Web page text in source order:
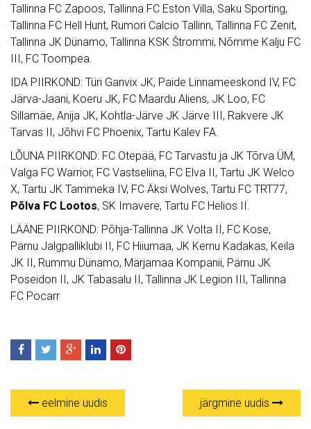
Tallinna FC Zapoos, Tallinna FC Eston Villa, Saku Sporting,
Tallinna FC Hell Hunt, Rumori Calcio Tallinn, Tallinna FC Zenit,
Tallinna JK Dünamo, Tallinna KSK Štrommi, Nõmme Kalju FC
III, FC Toompea.
IDA PIIRKOND: Türi Ganvix JK, Paide Linnameeskond IV, FC
Järva-Jaani, Koeru JK, FC Maardu Aliens, JK Loo, FC
Sillamäe, Anija JK, Kohtla-Järve JK Järve III, Rakvere JK
Tarvas II, Jõhvi FC Phoenix, Tartu Kalev FA.
LÕUNA PIIRKOND: FC Otepää, FC Tarvastu ja JK Tõrva ÜM,
Valga FC Warrior, FC Vastseliina, FC Elva II, Tartu JK Welco
X, Tartu JK Tammeka IV, FC Äksi Wolves, Tartu FC TRT77,
Põlva FC Lootos, SK Imavere, Tartu FC Helios II.
LÄÄNE PIIRKOND: Põhja-Tallinna JK Volta II, FC Kose,
Pärnu Jalgpalliklubi II, FC Hiiumaa, JK Kernu Kadakas, Keila
JK II, Rummu Dünamo, Märjamaa Kompanii, Pärnu JK
Poseidon II, JK Tabasalu II, Tallinna JK Legion III, Tallinna
FC Pocarr
eelmine uudis järgmine uudis